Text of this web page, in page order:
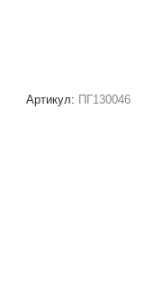
Артикул: ПГ130046